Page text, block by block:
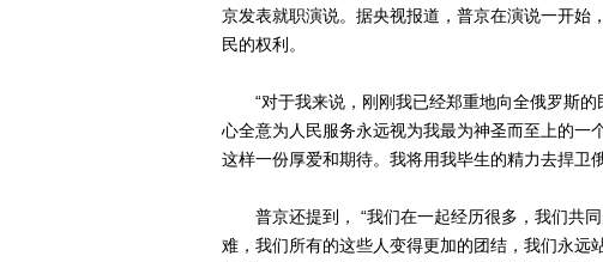
京发表就职演说。据央视报道，普京在演说一开始
民的权利。
“对于我来说，刚刚我已经郑重地向全俄罗斯的
心全意为人民服务永远视为我最为神圣而至上的一
这样一份厚爱和期待。我将用我毕生的精力去捍卫
普京还提到， “我们在一起经历很多，我们共同
难，我们所有的这些人变得更加的团结，我们永远